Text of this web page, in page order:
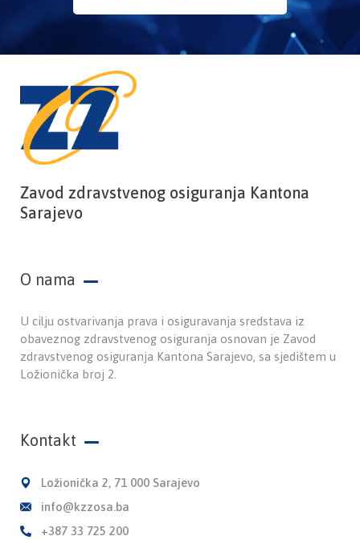
Zavod zdravstvenog osiguranja Kantona
Sarajevo
O nama
U cilju ostvarivanja prava i osiguravanja sredstava iz
obaveznog zdravstvenog osiguranja osnovan je Zavod
zdravstvenog osiguranja Kantona Sarajevo, sa sjedištem u
Ložionička broj 2.
Kontakt
Ložionička 2, 71 000 Sarajevo
info@kzzosa.ba
+387 33 725 200